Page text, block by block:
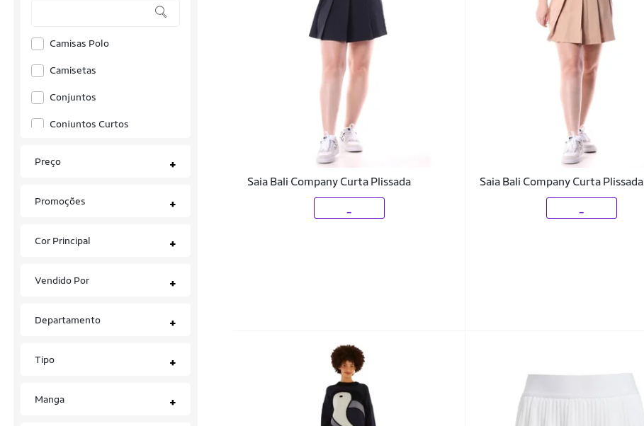
Pulla Bulla
Quimby
Recolleta
Tommy Jeans
Camisas Polo
Camisetas
Conjuntos
Conjuntos Curtos
Tênis
Preço +
Promoções +
Cor Principal +
Vendido Por +
Departamento +
Tipo +
Manga +
Saia Bali Company Curta Plissada Saia Bali Company Curta Plissada